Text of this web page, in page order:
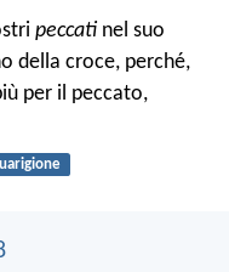
peccati nel suo
della croce, perché,
per il peccato,